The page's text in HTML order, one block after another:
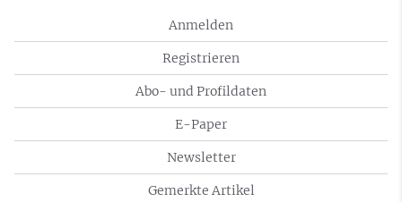
Anmelden
Registrieren
Abo- und Profildaten
E-Paper
Newsletter
Gemerkte Artikel